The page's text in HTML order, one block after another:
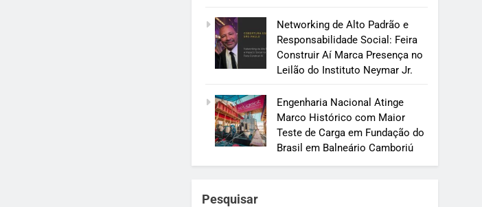
Networking de Alto Padrão e
Responsabilidade Social: Feira
Construir Aí Marca Presença no
Leilão do Instituto Neymar Jr.
Engenharia Nacional Atinge
Marco Histórico com Maior
Teste de Carga em Fundação do
Brasil em Balneário Camboriú
Pesquisar